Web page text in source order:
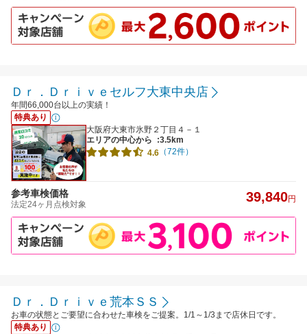
Ｄｒ．Ｄｒｉｖｅセルフ大東中央店
年間66,000台以上の実績！
特典あり
大阪府大東市氷野２丁目４－１
エリアの中心から
:3.5km
4.6 （72件）
参考車検価格
法定24ヶ月点検対象 39,840円
Ｄｒ．Ｄｒｉｖｅ荒本ＳＳ
お車の状態とご要望に合わせた車検をご提案。1/1～1/3まで店休日です。
特典あり